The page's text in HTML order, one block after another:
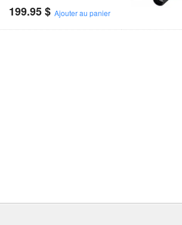
199.95$ Ajouter au panier